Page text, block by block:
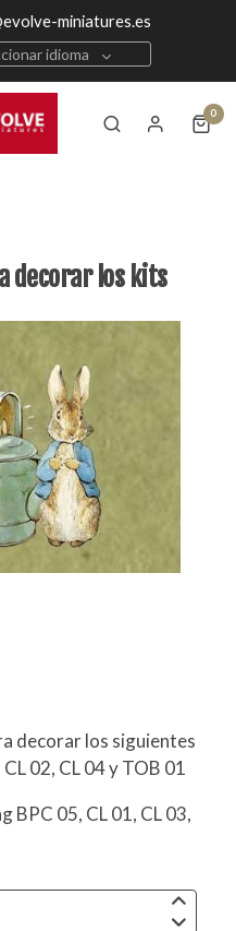
miniatures.es
idioma
0
decorar los kits
decorar los siguientes
02, CL 04 y TOB 01
BPC 05, CL 01, CL 03,